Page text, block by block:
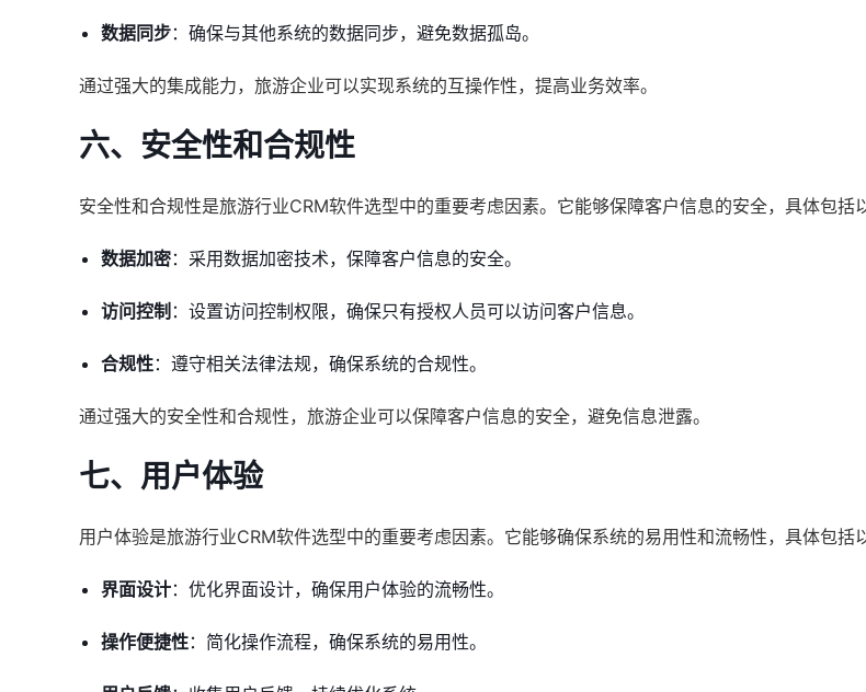
数据同步：确保与其他系统的数据同步，避免数据孤岛。
通过强大的集成能力，旅游企业可以实现系统的互操作性，提高业务效率。
六、安全性和合规性
安全性和合规性是旅游行业CRM软件选型中的重要考虑因素。它能够保障客户信息的安全，具体包括
数据加密：采用数据加密技术，保障客户信息的安全。
访问控制 ：设置访问控制权限，确保只有授权人员可以访问客户信息。
合规性：遵守相关法律法规，确保系统的合规性。
通过强大的安全性和合规性，旅游企业可以保障客户信息的安全，避免信息泄露。
七、用户体验
用户体验是旅游行业CRM软件选型中的重要考虑因素。它能够确保系统的易用性和流畅性，具体包括
界面设计：优化界面设计，确保用户体验的流畅性。
操作便捷性：简化操作流程，确保系统的易用性。